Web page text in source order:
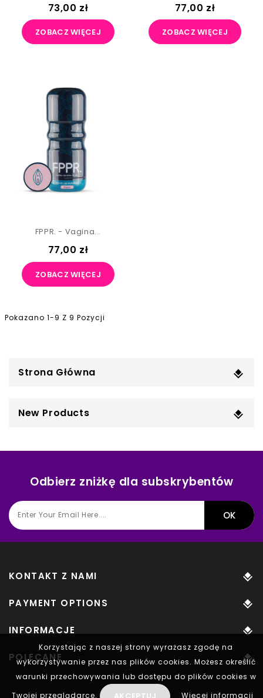
73,00 zł
ZOBACZ WIĘCEJ
77,00 zł
ZOBACZ WIĘCEJ
FPPR. - Vagina...
77,00 zł
ZOBACZ WIĘCEJ
Pokazano 1-9 Z 9 Pozycji
Strona Główna
New Products
Odbierz zniżkę dla subskrybentów
KONTAKT Z NAMI
PAYMENT OPTIONS
INFORMACJE
POLECANE
Korzystając z naszej strony wyrażasz zgodę na
wykorzystywanie przez nas plików cookies. Możesz określić
warunki przechowywania lub dostępu do plików cookies w
Twojej przeglądarce.
Więcej informacji